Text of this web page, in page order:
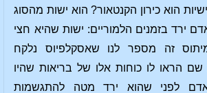
הוא כירון הקנטאור? הוא ישות מהסוג
ירד בזמנים הלמוריים: ישות שהיא חצי
זה מספר לנו שאסקלפיוס נלקח
הראו לו כוחות אלו של בריאות שהיו
לפני שהוא ירד מטה להתגשמות